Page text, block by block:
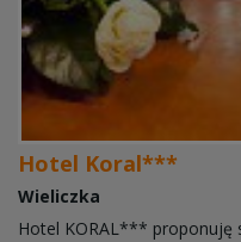
Hotel Koral***
Wieliczka
Hotel KORAL*** proponuję